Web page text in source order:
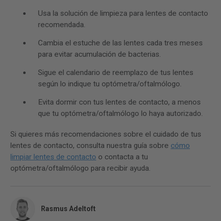
Usa la solución de limpieza para lentes de contacto
recomendada.
Cambia el estuche de las lentes cada tres meses
para evitar acumulación de bacterias.
Sigue el calendario de reemplazo de tus lentes
según lo indique tu optómetra/oftalmólogo.
Evita dormir con tus lentes de contacto, a menos
que tu optómetra/oftalmólogo lo haya autorizado.
Si quieres más recomendaciones sobre el cuidado de tus
lentes de contacto, consulta nuestra guía sobre cómo
limpiar lentes de contacto o contacta a tu
optómetra/oftalmólogo para recibir ayuda.
Rasmus Adeltoft